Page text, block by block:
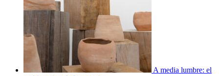
A media lumbre: el